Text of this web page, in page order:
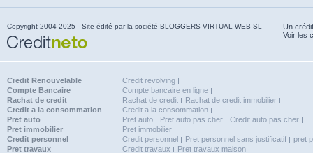
Copyright 2004-2025 - Site édité par la société BLOGGERS VIRTUAL WEB SL
Un
Voir les
Credit Renouvelable
Credit revolving
Compte Bancaire
Compte bancaire en ligne
Rachat de credit
Rachat de credit
Rachat de credit immobilier
Credit a la consommation
Credit a la consommation
Pret auto
Pret auto Pret auto pas cher
Credit auto pas cher
Pret immobilier
Pret immobilier
Credit personnel
Credit personnel Pret personnel sans justificatif
pret
Pret travaux
Credit travaux Pret travaux maison